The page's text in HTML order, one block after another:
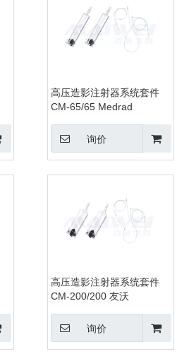
高压造影注射器系统套件
CM-65/65 Medrad
询价
高压造影注射器系统套件
CM-200/200 友沃
询价